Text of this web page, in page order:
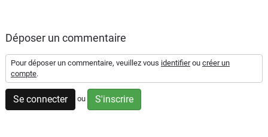
Déposer un commentaire
Pour déposer un commentaire, veuillez vous identifierou créer un
compte.
Se connecter ou S'inscrire